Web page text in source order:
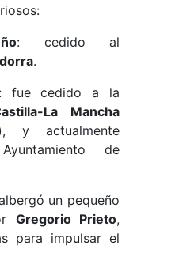
: cedido al
.
fue cedido a la
La Mancha
y actualmente
de
un pequeño
Gregorio Prieto,
para impulsar el